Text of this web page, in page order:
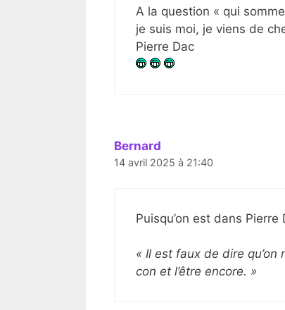
A la question « qui
je suis moi, je viens de
Pierre Dac
Bernard
14 avril 2025 à 21:40
Puisqu’on est dans
« Il est faux de dire
con et l’être encore. »